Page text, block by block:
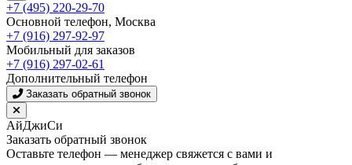
+7 (495) 220-29-70
Основной телефон, Москва
+7 (916) 297-92-97
Мобильный для заказов
+7 (916) 297-02-61
Дополнительный телефон
Заказать обратный звонок
АйДжиСи
Заказать обратный звонок
Оставьте телефон — менеджер свяжется с вами и